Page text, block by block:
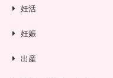
妊活
妊娠
出産